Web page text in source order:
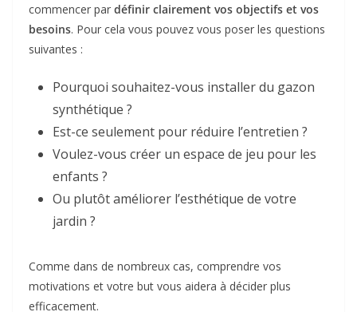
commencer par définir clairement vos objectifs et vos
besoins. Pour cela vous pouvez vous poser les questions
suivantes :
Pourquoi souhaitez-vous installer du gazon
synthétique ?
Est-ce seulement pour réduire l’entretien ?
Voulez-vous créer un espace de jeu pour les
enfants ?
Ou plutôt améliorer l’esthétique de votre
jardin ?
Comme dans de nombreux cas, comprendre vos
motivations et votre but vous aidera à décider plus
efficacement.